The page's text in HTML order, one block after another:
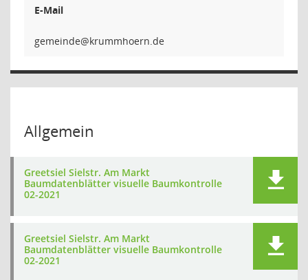
E-Mail
edni
Allgemein
Greetsiel Sielstr. Am Markt
Baumdatenblätter visuelle Baumkontrolle
02-2021
Greetsiel Sielstr. Am Markt
Baumdatenblätter visuelle Baumkontrolle
02-2021